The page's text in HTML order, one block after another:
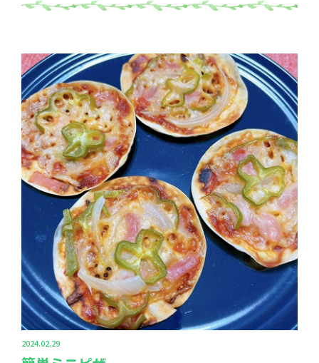
2024.02.29